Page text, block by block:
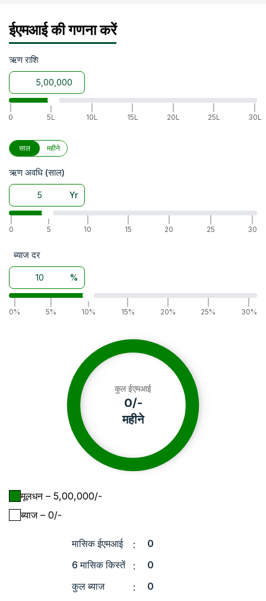
ईएमआई की गणना करें
ऋण राशि
0
|
5L
10L
15L
20L
25L
30L
साल महीने
ऋण अवधि (साल)
Yr
0
|
5
10
15
20
25
30
ब्याज दर
%
0%
5%
|
10%
15%
20%
25%
30%
कुल ईएमआई
0/-
महीने
मूलधन– ₹ 5,00,000/-
ब्याज– ₹ 0/-
मासिक ईएमआई :
0
6 मासिक किस्तें
:
0
कुल ब्याज
:
0